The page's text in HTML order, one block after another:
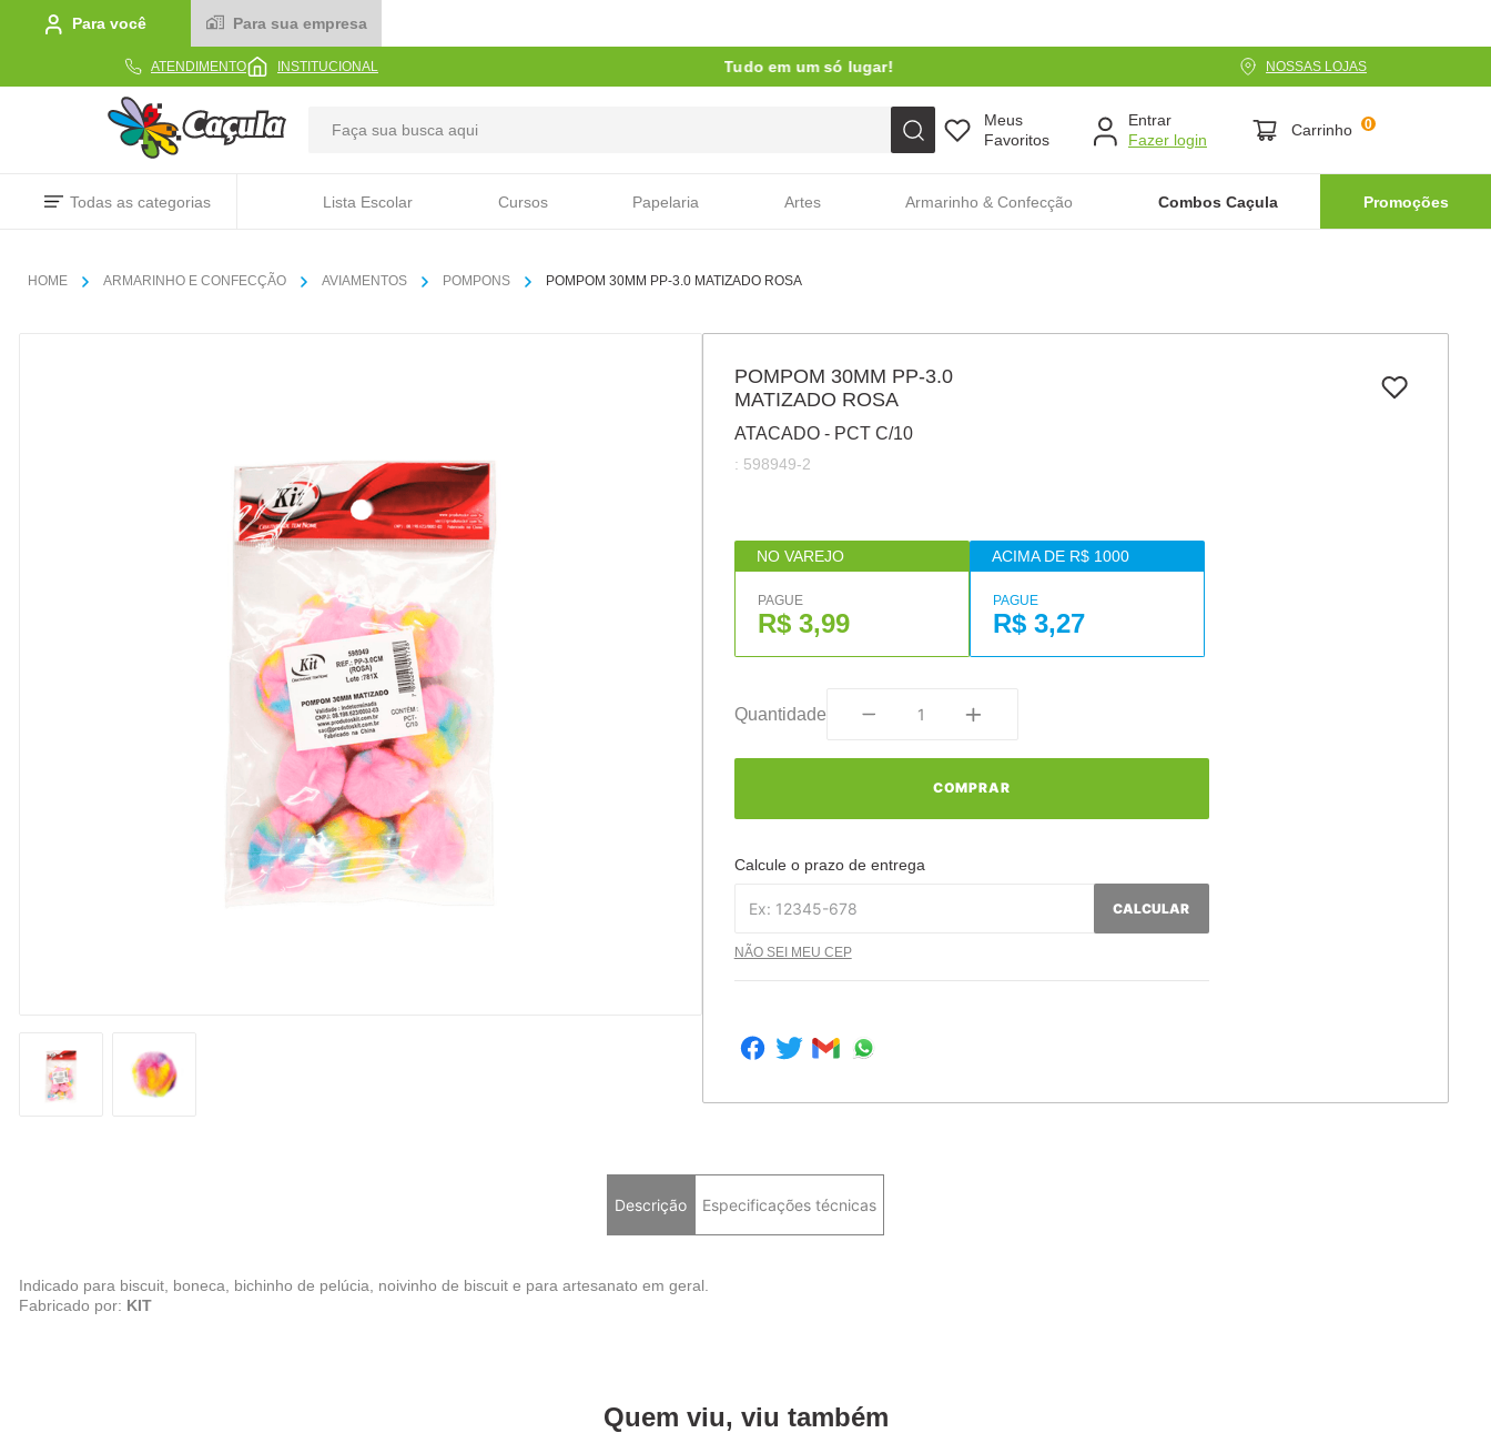
Para você Para sua empresa
ATENDIMENTO INSTITUCIONAL Tudo em um só lugar! NOSSAS LOJAS
Meus
Favoritos
Entrar
Carrinho 0
Todas as categorias Lista Escolar Cursos Papelaria Artes Armarinho & Confecção Combos Caçula Promoções
ARMARINHO E CONFECÇÃO AVIAMENTOS POMPONS POMPOM 30MM PP-3.0 MATIZADO ROSA
POMPOM 30MM PP-3.0
MATIZADO ROSA
ATACADO - PCT C/10
: 598949-2
NO VAREJO
PAGUE
R$ 3,99
ACIMA DE R$ 1000
PAGUE
R$ 3,27
Quantidade
COMPRAR
Calcule o prazo de entrega
CALCULAR
NÃO SEI MEU CEP
Descrição Especificações técnicas
Indicado para biscuit, boneca, bichinho de pelúcia, noivinho de biscuit e para artesanato em geral.
Fabricado por: KIT
Quem viu, viu também
TERMOS MAIS BUSCADOS
linha
pincel
cola
barbante